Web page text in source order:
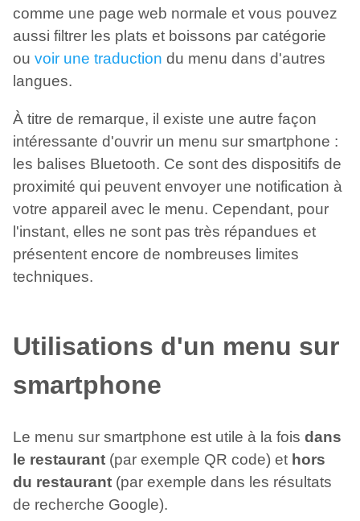
comme une page web normale et vous pouvez
aussi filtrer les plats et boissons par catégorie
ou voir une traduction du menu dans d'autres
langues.
À titre de remarque, il existe une autre façon
intéressante d'ouvrir un menu sur smartphone :
les balises Bluetooth. Ce sont des dispositifs de
proximité qui peuvent envoyer une notification à
votre appareil avec le menu. Cependant, pour
l'instant, elles ne sont pas très répandues et
présentent encore de nombreuses limites
techniques.
Utilisations d'un menu sur
smartphone
Le menu sur smartphone est utile à la fois dans
le restaurant (par exemple QR code) et hors
du restaurant (par exemple dans les résultats
de recherche Google).